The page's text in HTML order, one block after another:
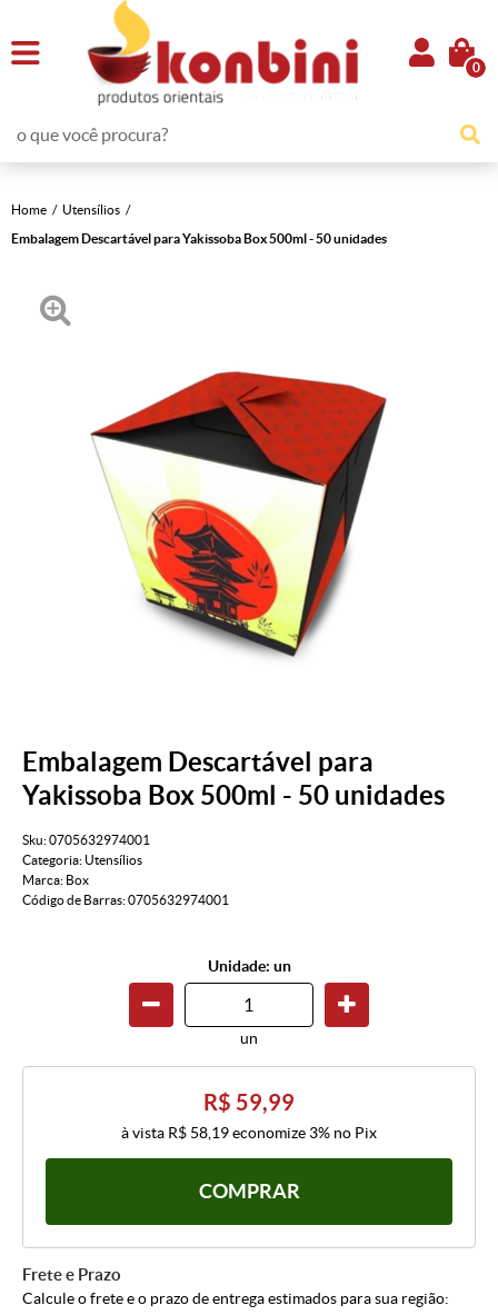
0
Home
Utensílios
Embalagem Descartável para Yakissoba Box 500ml - 50 unidades
Embalagem Descartável para
Yakissoba Box 500ml - 50 unidades
Sku:0705632974001
Categoria: Utensílios
Marca: Box
Código de Barras:0705632974001
Unidade: un
un
R$ 59,99
à vista R$ 58,19economize 3% no Pix
COMPRAR
Frete e Prazo
Calcule o frete e o prazo de entrega estimados para sua região: